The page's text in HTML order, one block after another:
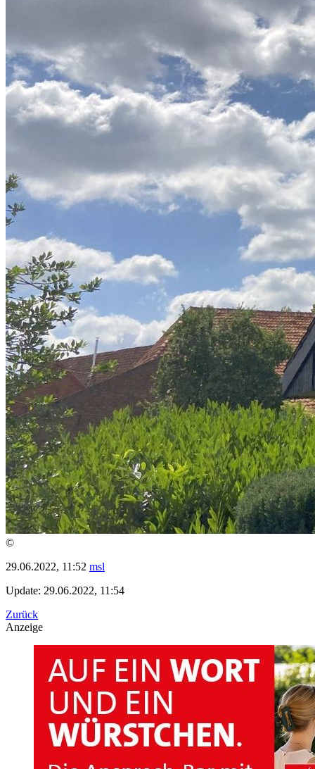
©
29.06.2022, 11:52 msl
Update: 29.06.2022, 11:54
Zurück
Anzeige